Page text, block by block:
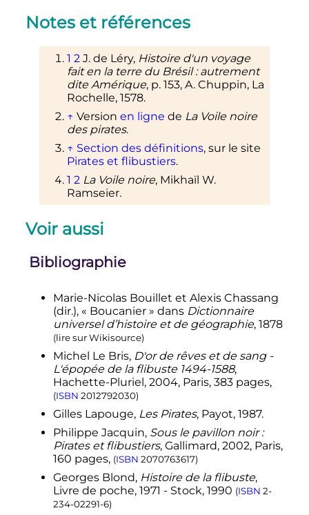
Notes et références
1 2 J. de Léry, Histoire d'un voyage
fait en la terre du Brésil : autrement
dite Amérique, p. 153, A. Chuppin, La
Rochelle, 1578.
↑ Version en ligne de La Voile noire
des pirates.
↑ Section des définitions, sur le site
Pirates et flibustiers.
1 2 La Voile noire, Mikhaïl W.
Ramseier.
Voir aussi
Bibliographie
Marie-Nicolas Bouillet et Alexis Chassang
(dir.), « Boucanier » dans Dictionnaire
universel d’histoire et de géographie, 1878
(lire sur Wikisource)
Michel Le Bris, D'or de rêves et de sang -
L'épopée de la flibuste 1494-1588,
Hachette-Pluriel, 2004, Paris, 383 pages,
(ISBN 2012792030)
Gilles Lapouge, Les Pirates, Payot, 1987.
Philippe Jacquin, Sous le pavillon noir :
Pirates et flibustiers, Gallimard, 2002, Paris,
160 pages, (ISBN 2070763617)
Georges Blond, Histoire de la flibuste,
Livre de poche, 1971 - Stock, 1990 (ISBN 2-
234-02291-6)